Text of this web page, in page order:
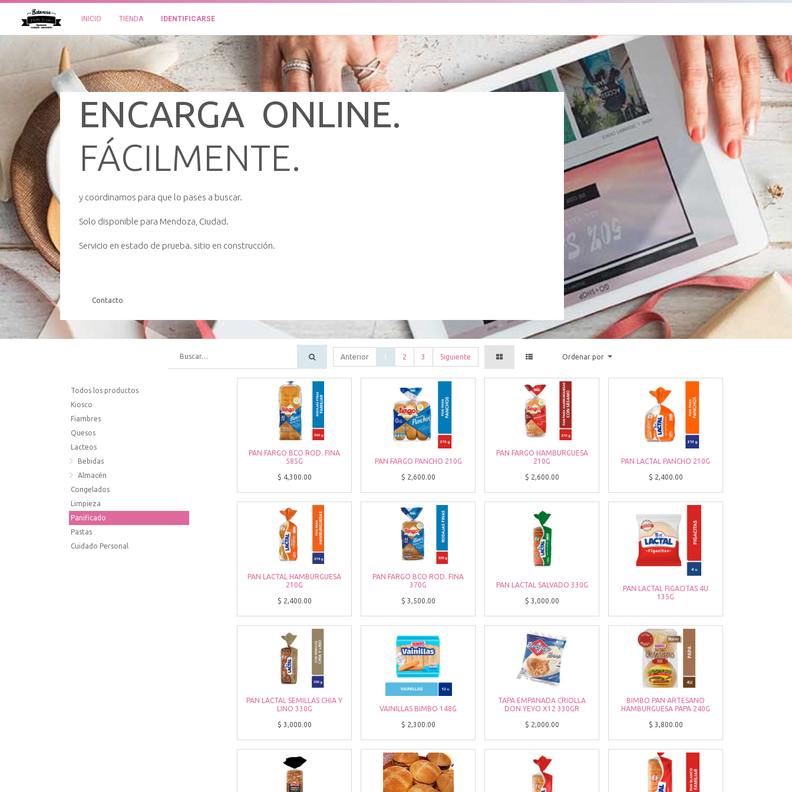
INICIO TIENDA IDENTIFICARSE
ENCARGA ONLINE.
FÁCILMENTE.
y coordinamos para que lo pases a buscar.
Solo disponible para Mendoza, Ciudad.
Servicio en estado de prueba. sitio en construcción.
Contacto
Anterior 1 2 3 Siguiente Ordenar por
Todos los productos
Kiosco
Fiambres
Quesos
Lacteos
Bebidas
Almacén
Congelados
Limpieza
Panificado
Pastas
Cuidado Personal
PAN FARGO BCO ROD. FINA
585G
$ 4,300.00
PAN FARGO PANCHO 210G
$ 2,600.00
PAN FARGO HAMBURGUESA
210G
$ 2,600.00
PAN LACTAL PANCHO 210G
$ 2,400.00
PAN LACTAL HAMBURGUESA
210G
$ 2,400.00
PAN FARGO BCO ROD. FINA
370G
$ 3,500.00
PAN LACTAL SALVADO 330G
$ 3,000.00
PAN LACTAL FIGACITAS 4U
135G
PAN LACTAL SEMILLAS CHIA Y
LINO 330G
$ 3,000.00
VAINILLAS BIMBO 148G
$ 2,300.00
TAPA EMPANADA CRIOLLA
DON YEYO X12 330GR
$ 2,000.00
BIMBO PAN ARTESANO
HAMBURGUESA PAPA 240G
$ 3,800.00